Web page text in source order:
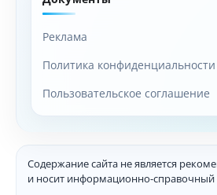
Реклама
Политика конфиденциальности
Пользовательское соглашение
Содержание сайта не является
и носит информационно-справочный